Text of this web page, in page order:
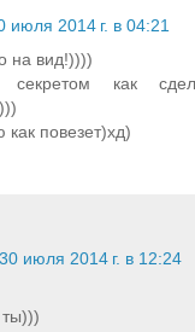
июля 2014 г. в 04:21
на вид!))))
секретом как
повезет)хд)
30 июля 2014 г. в 12:24